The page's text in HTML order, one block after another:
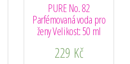
PURE No. 82
Parfémovaná voda pro
ženy Velikost: 50 ml
229 Kč